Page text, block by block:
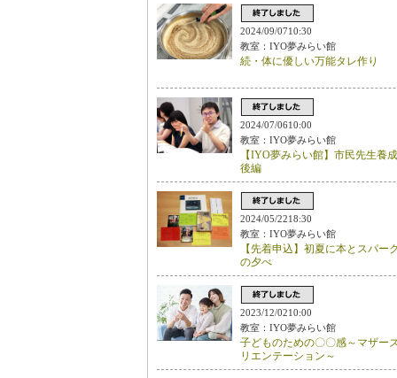
2024/09/0710:30
教室：IYO夢みらい館
続・体に優しい万能タレ作り
2024/07/0610:00
教室：IYO夢みらい館
【IYO夢みらい館】市民先生養
後編
2024/05/2218:30
教室：IYO夢みらい館
【先着申込】初夏に本とスパー
の夕べ
2023/12/0210:00
教室：IYO夢みらい館
子どものための〇〇感～マザー
リエンテーション～